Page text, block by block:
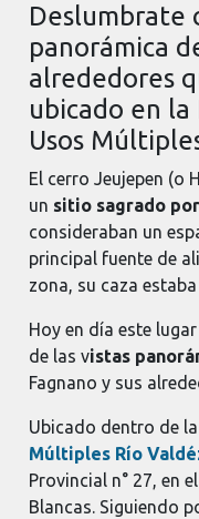
Deslumbrate
panorámica
alrededores
ubicado en la
Usos
El cerro Jeujepen (o
un sitio sagrado
consideraban un
principal fuente de
zona, su caza
Hoy en día este
de las vistas
Fagnano y sus
Ubicado dentro de la
Múltiples Río
Provincial n° 27, en
Blancas. Siguiendo